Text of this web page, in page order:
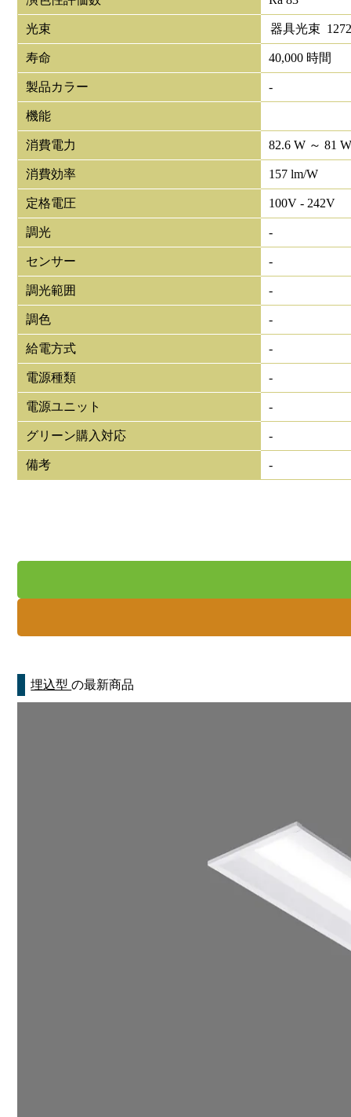
光束 器具光束
寿命 40,000 時間
製品カラー -
機能
消費電力 82.6 W ～ 81
消費効率 157 lm/W
定格電圧 100V - 242V
調光 -
センサー -
調光範囲 -
調色 -
給電方式 -
電源種類 -
電源ユニット -
グリーン購入対応 -
備考 -
埋込型の最新商品